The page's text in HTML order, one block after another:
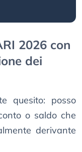
2026 con
dei
quesito: posso
o saldo che
derivante